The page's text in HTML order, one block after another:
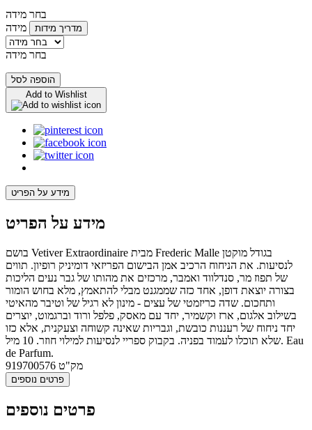
בחר מידה
מידה
מדריך מידות
בחר מידה
הוספה לסל
Add to Wishlist
מידע על הפריט
מידע על הפריט
בושם Vetiver Extraordinaire מבית Frederic Malle בגודל מוקטן
לנסיעות. את הניחוח הרכיב אמן הבישום הפריזאי דומיניק רופיון. תווים
של תפוז מר, סנדלווד ואמבר, מרכזים את מהותו של גבר נעים הליכות
בצורה יוצאת דופן, אחד כזה שממגנט מבלי להתאמץ, מלא בחוש הומור
ותחכום. שדה כריזמטי של עצים - מינון לא רגיל של וטיבר מהאיטי
בשילוב אלגום, ארז וקשמיר, יחד עם מאסק, פלפל ורוד וברגמוט, יוצרים
יחד ניחוח של רעננות כובשת, וגבריות שאינה קשוחה וצעקנית, אלא כזו
שלא תוכלו לעמוד בפניה. בקבוק ספריי לנסיעות למילוי חוזר. 10 מיל. Eau
de Parfum.
מק"ט 919700576
פרטים נוספים
פרטים נוספים